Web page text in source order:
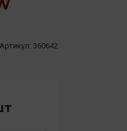
Артикул: 360642